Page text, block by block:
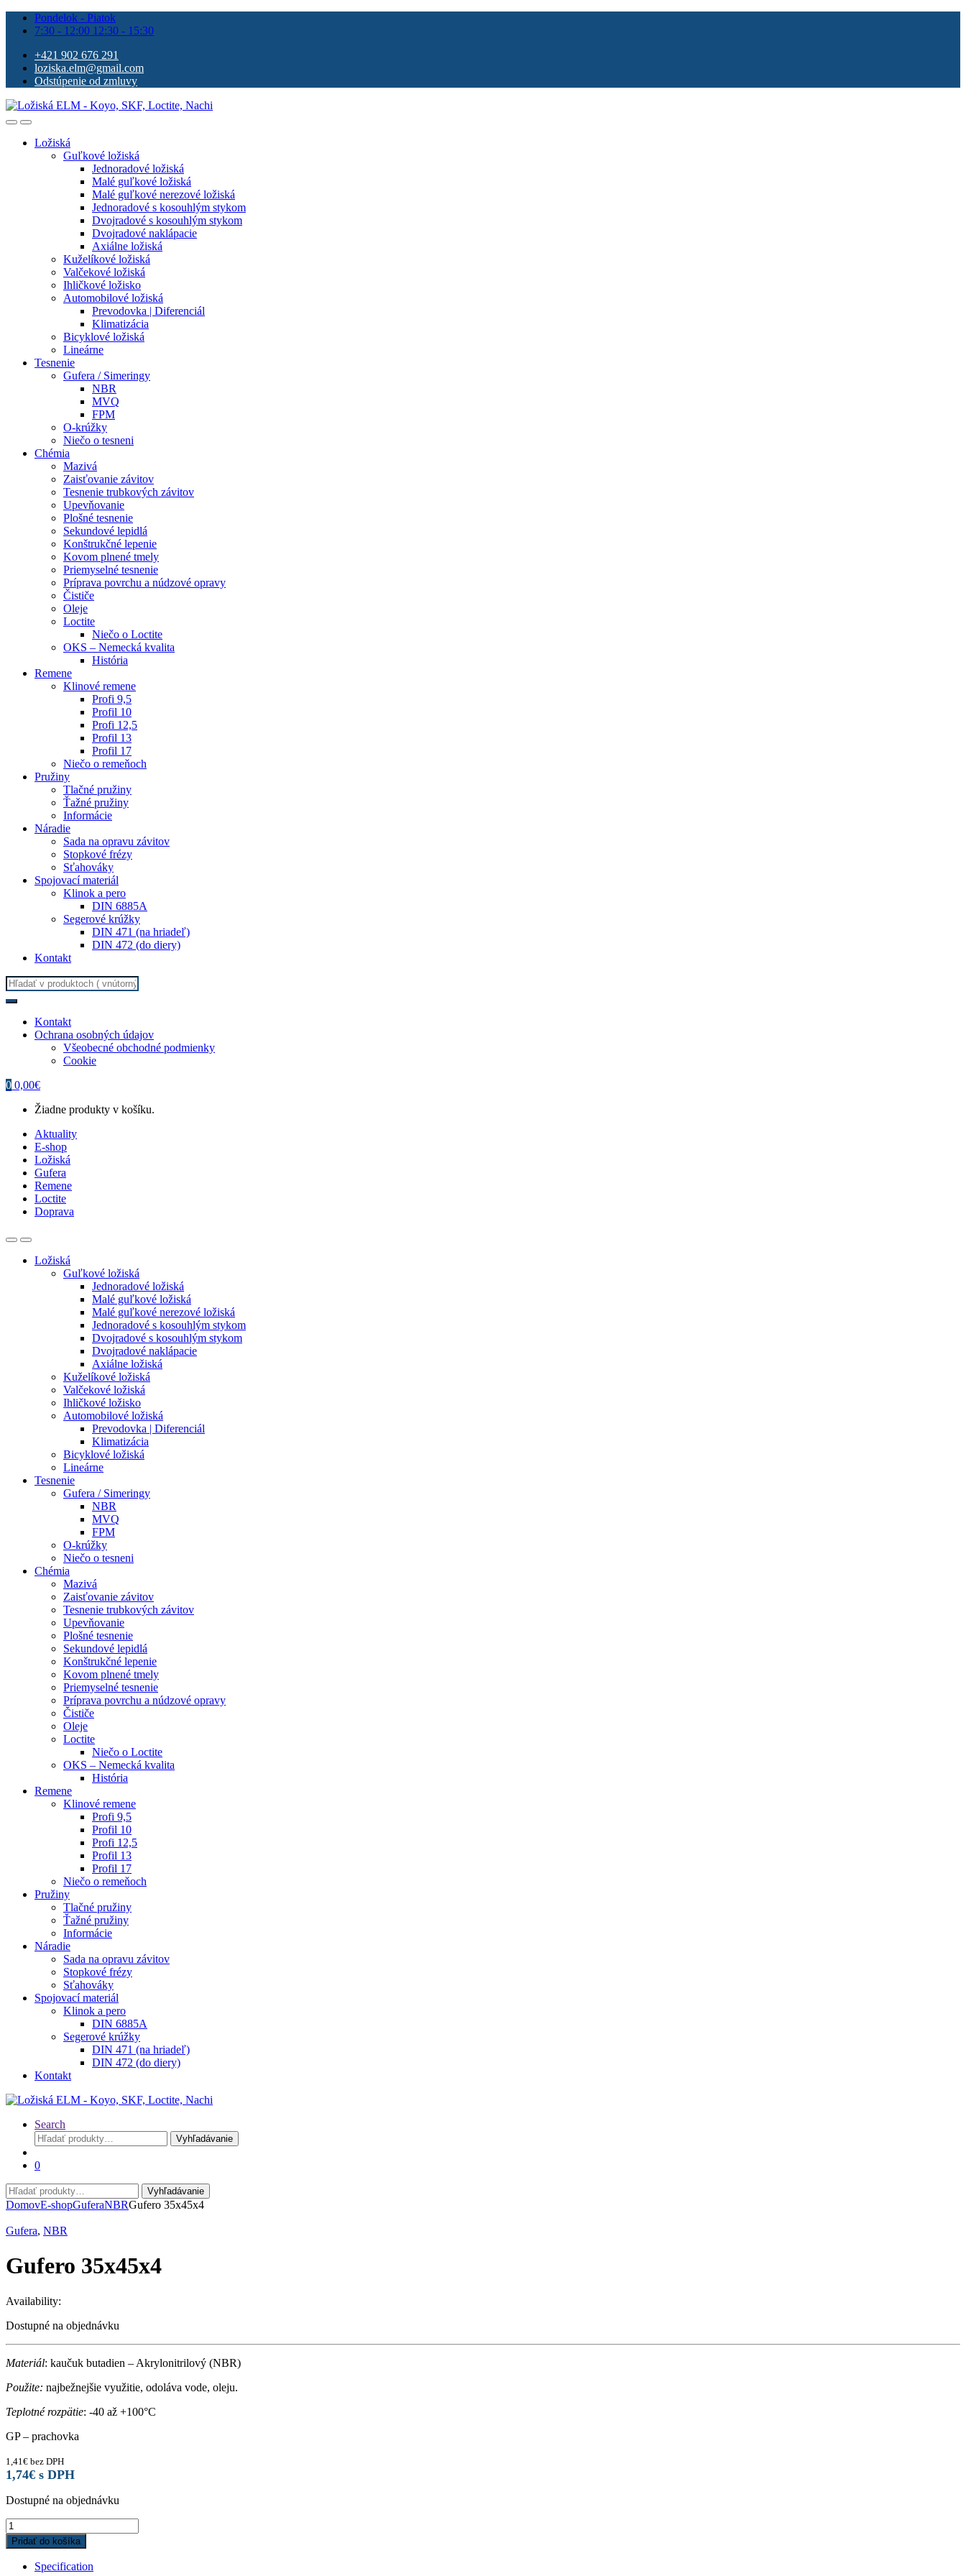
Pondelok - Piatok
7:30 - 12:00 12:30 - 15:30
+421 902 676 291
loziska.elm@gmail.com
Odstúpenie od zmluvy
Ložiská
Guľkové ložiská
Jednoradové ložiská
Malé guľkové ložiská
Malé guľkové nerezové ložiská
Jednoradové s kosouhlým stykom
Dvojradové s kosouhlým stykom
Dvojradové naklápacie
Axiálne ložiská
Kuželíkové ložiská
Valčekové ložiská
Ihličkové ložisko
Automobilové ložiská
Prevodovka | Diferenciál
Klimatizácia
Bicyklové ložiská
Lineárne
Tesnenie
Gufera / Simeringy
NBR
MVQ
FPM
O-krúžky
Niečo o tesneni
Chémia
Mazivá
Zaisťovanie závitov
Tesnenie trubkových závitov
Upevňovanie
Plošné tesnenie
Sekundové lepidlá
Konštrukčné lepenie
Kovom plnené tmely
Priemyselné tesnenie
Príprava povrchu a núdzové opravy
Čističe
Oleje
Loctite
Niečo o Loctite
OKS – Nemecká kvalita
História
Remene
Klinové remene
Profi 9,5
Profil 10
Profi 12,5
Profil 13
Profil 17
Niečo o remeňoch
Pružiny
Tlačné pružiny
Ťažné pružiny
Informácie
Náradie
Sada na opravu závitov
Stopkové frézy
Sťahováky
Spojovací materiál
Klinok a pero
DIN 6885A
Segerové krúžky
DIN 471 (na hriadeľ)
DIN 472 (do diery)
Kontakt
Search
for:
Kontakt
Ochrana osobných údajov
Všeobecné obchodné podmienky
Cookie
0 0,00€
Žiadne produkty v košíku.
Aktuality
E-shop
Ložiská
Gufera
Remene
Loctite
Doprava
Ložiská
Guľkové ložiská
Jednoradové ložiská
Malé guľkové ložiská
Malé guľkové nerezové ložiská
Jednoradové s kosouhlým stykom
Dvojradové s kosouhlým stykom
Dvojradové naklápacie
Axiálne ložiská
Kuželíkové ložiská
Valčekové ložiská
Ihličkové ložisko
Automobilové ložiská
Prevodovka | Diferenciál
Klimatizácia
Bicyklové ložiská
Lineárne
Tesnenie
Gufera / Simeringy
NBR
MVQ
FPM
O-krúžky
Niečo o tesneni
Chémia
Mazivá
Zaisťovanie závitov
Tesnenie trubkových závitov
Upevňovanie
Plošné tesnenie
Sekundové lepidlá
Konštrukčné lepenie
Kovom plnené tmely
Priemyselné tesnenie
Príprava povrchu a núdzové opravy
Čističe
Oleje
Loctite
Niečo o Loctite
OKS – Nemecká kvalita
História
Remene
Klinové remene
Profi 9,5
Profil 10
Profi 12,5
Profil 13
Profil 17
Niečo o remeňoch
Pružiny
Tlačné pružiny
Ťažné pružiny
Informácie
Náradie
Sada na opravu závitov
Stopkové frézy
Sťahováky
Spojovací materiál
Klinok a pero
DIN 6885A
Segerové krúžky
DIN 471 (na hriadeľ)
DIN 472 (do diery)
Kontakt
Search
Hľadať:
Vyhľadávanie
0
Hľadať:
Vyhľadávanie
DomovE-shopGuferaNBRGufero 35x45x4
Gufera, NBR
Gufero 35x45x4
Availability:
Dostupné na objednávku
Materiál: kaučuk butadien – Akrylonitrilový (NBR)
Použite: najbežnejšie využitie, odoláva vode, oleju.
Teplotné rozpätie: -40 až +100°C
GP – prachovka
1,41 € bez DPH
1,74€ s DPH
Dostupné na objednávku
Gufero
35x45x4
quantity
Pridať do košíka
Specification